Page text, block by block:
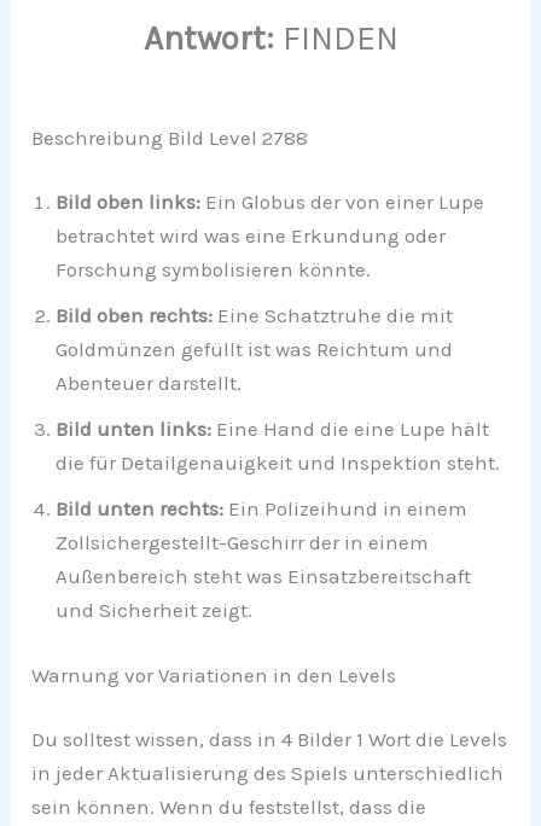
Antwort: FINDEN
Beschreibung Bild Level 2788
Bild oben links: Ein Globus der von einer Lupe
betrachtet wird was eine Erkundung oder
Forschung symbolisieren könnte.
Bild oben rechts: Eine Schatztruhe die mit
Goldmünzen gefüllt ist was Reichtum und
Abenteuer darstellt.
Bild unten links: Eine Hand die eine Lupe hält
die für Detailgenauigkeit und Inspektion steht.
Bild unten rechts: Ein Polizeihund in einem
Zollsichergestellt-Geschirr der in einem
Außenbereich steht was Einsatzbereitschaft
und Sicherheit zeigt.
Warnung vor Variationen in den Levels
Du solltest wissen, dass in 4 Bilder 1 Wort die Levels
in jeder Aktualisierung des Spiels unterschiedlich
sein können. Wenn du feststellst, dass die